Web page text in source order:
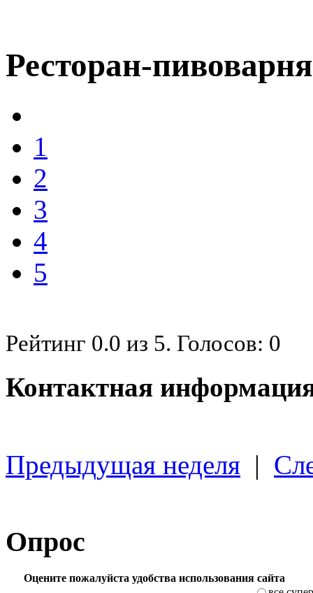
Ресторан-
1
2
3
4
5
Рейтинг 0.0 из 5. Голосов: 0
Контактная
Предыдущая неделя |
Опрос
Оцените пожалуйста удобства использования сайта